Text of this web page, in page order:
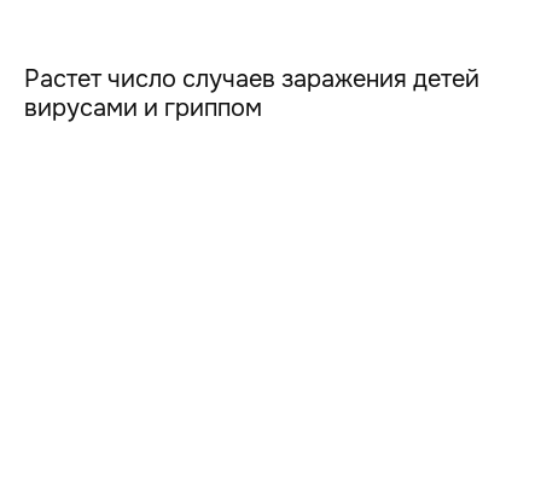
Растет число случаев заражения детей
вирусами и гриппом